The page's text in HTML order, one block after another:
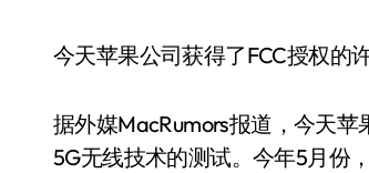
今天苹果公司获得了FCC授权
据外媒MacRumors报道，今天
5G无线技术的测试。今年5月份